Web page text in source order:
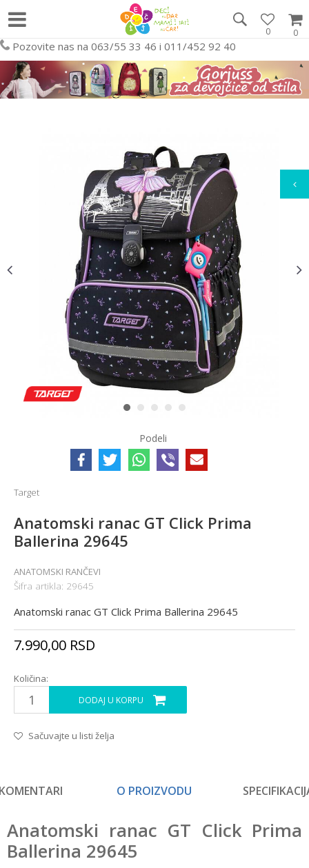
0
0
Pozovite nas na 063/55 33 46 i 011/452 92 40
1 2 3 4 5
Podeli
Target
Anatomski ranac GT Click Prima
Ballerina 29645
ANATOMSKI RANČEVI
Šifra artikla: 29645
Anatomski ranac GT Click Prima Ballerina 29645
7.990,00 RSD
Količina:
DODAJ U KORPU
Sačuvajte u listi želja
O PROIZVODU
Anatomski ranac GT Click Prima
Ballerina 29645